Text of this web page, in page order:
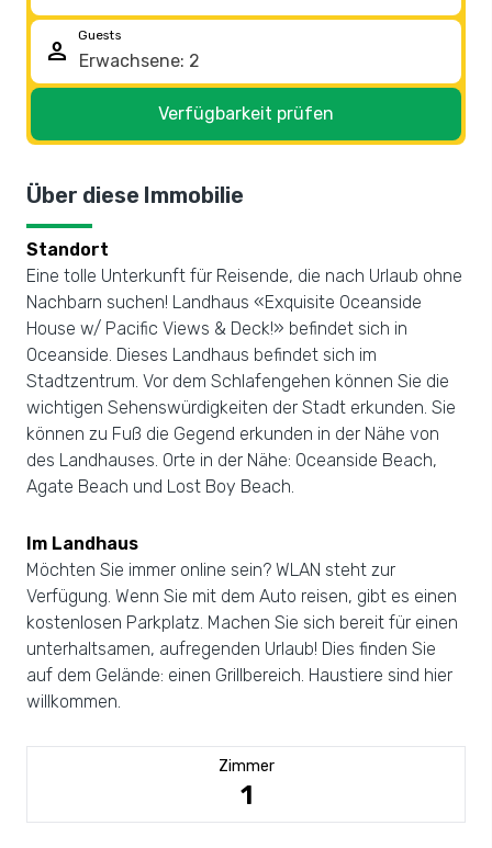
person
Guests
Verfügbarkeit prüfen
Über diese Immobilie
Standort
Eine tolle Unterkunft für Reisende, die nach Urlaub ohne
Nachbarn suchen! Landhaus «Exquisite Oceanside
House w/ Pacific Views & Deck!» befindet sich in
Oceanside. Dieses Landhaus befindet sich im
Stadtzentrum. Vor dem Schlafengehen können Sie die
wichtigen Sehenswürdigkeiten der Stadt erkunden. Sie
können zu Fuß die Gegend erkunden in der Nähe von
des Landhauses. Orte in der Nähe: Oceanside Beach,
Agate Beach und Lost Boy Beach.
Im Landhaus
Möchten Sie immer online sein? WLAN steht zur
Verfügung. Wenn Sie mit dem Auto reisen, gibt es einen
kostenlosen Parkplatz. Machen Sie sich bereit für einen
unterhaltsamen, aufregenden Urlaub! Dies finden Sie
auf dem Gelände: einen Grillbereich. Haustiere sind hier
willkommen.
Zimmer
1